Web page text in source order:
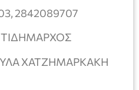
2842089707